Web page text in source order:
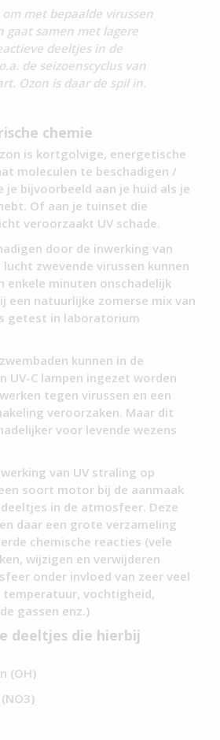
om met bepaalde virussen
gaat samen met lagere
deeltjes in de
de seizoenscyclus van
Ozon is daar de spil in.
chemie
is kortgolvige, energetische
moleculen te beschadigen /
je bijvoorbeeld aan je huid als je
Of aan je tuinset die
veroorzaakt UV schade.
door de inwerking van
zwevende virussen kunnen
enkele minuten onschadelijk
een natuurlijke zomerse mix van
getest in laboratorium
kunnen in de
UV-C lampen ingezet worden
tegen virussen en een
veroorzaken. Maar dit
voor levende wezens
van UV straling op
soort motor bij de aanmaak
in de atmosfeer. Deze
daar een grote verzameling
chemische reacties (vele
wijzigen en verwijderen
onder invloed van zeer veel
vochtigheid,
gassen enz.)
deeltjes die hierbij
(OH)